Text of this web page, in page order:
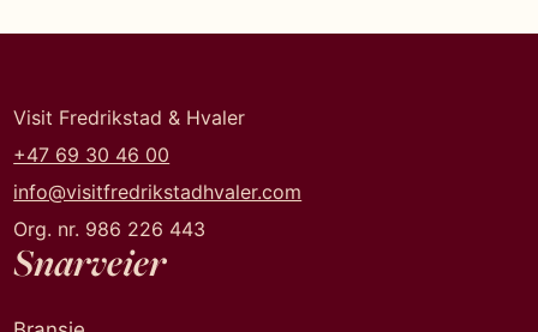
Visit Fredrikstad & Hvaler
+47 69 30 46 00
info@visitfredrikstadhvaler.com
Org. nr. 986 226 443
Snarveier